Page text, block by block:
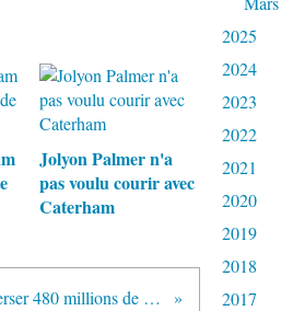
Jolyon Palmer n'a
pas voulu courir avec
Caterham
Marlboro va verser 480 millions de dollars à Ferrari sur trois ans
2025
2024
2023
2022
2021
2020
2019
2018
2017